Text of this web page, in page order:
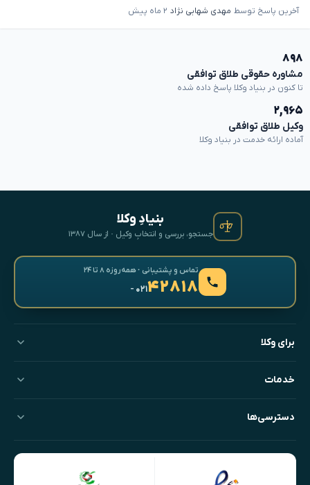
آخرین پاسخ توسط مهدی شهابی نژاد ۲ ماه پیش
۸۹۸
مشاوره حقوقی طلاق توافقی
تا کنون در بنیاد وکلا پاسخ داده شده
۲,۹۶۵
وکیل طلاق توافقی
آماده ارائه خدمت در بنیاد وکلا
بنیادِ وکلا
جستجو، بررسی و انتخابِ وکیل · از سال ۱۳۸۷
تماس و پشتیبانی · همه‌روزه ۸ تا ۲۴
۴۲۸۱۸- ۰۲۱
برای وکلا
خدمات
دسترسی‌ها